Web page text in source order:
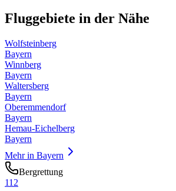
Fluggebiete in der Nähe
Wolfsteinberg
Bayern
Winnberg
Bayern
Waltersberg
Bayern
Oberemmendorf
Bayern
Hemau-Eichelberg
Bayern
Mehr in Bayern
Bergrettung
112